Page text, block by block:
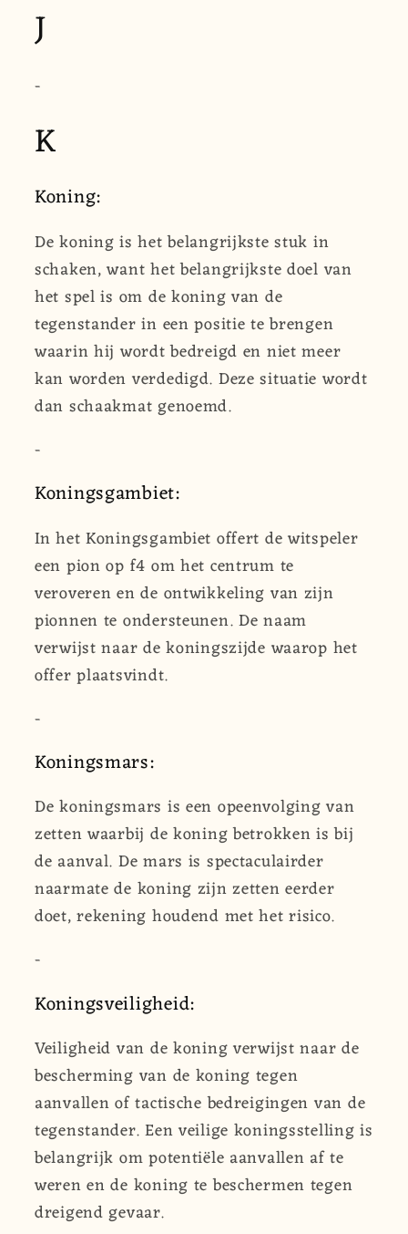
J
-
K
Koning:
De koning is het belangrijkste stuk in
schaken, want het belangrijkste doel van
het spel is om de koning van de
tegenstander in een positie te brengen
waarin hij wordt bedreigd en niet meer
kan worden verdedigd. Deze situatie wordt
dan schaakmat genoemd.
-
Koningsgambiet:
In het Koningsgambiet offert de witspeler
een pion op f4 om het centrum te
veroveren en de ontwikkeling van zijn
pionnen te ondersteunen. De naam
verwijst naar de koningszijde waarop het
offer plaatsvindt.
-
Koningsmars:
De koningsmars is een opeenvolging van
zetten waarbij de koning betrokken is bij
de aanval. De mars is spectaculairder
naarmate de koning zijn zetten eerder
doet, rekening houdend met het risico.
-
Koningsveiligheid:
Veiligheid van de koning verwijst naar de
bescherming van de koning tegen
aanvallen of tactische bedreigingen van de
tegenstander. Een veilige koningsstelling is
belangrijk om potentiële aanvallen af te
weren en de koning te beschermen tegen
dreigend gevaar.